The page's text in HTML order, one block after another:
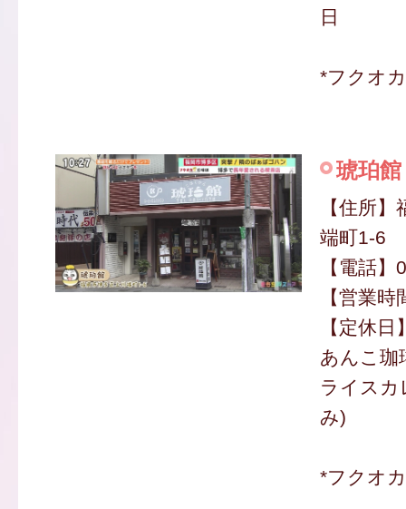
日
*フクオ
琥珀館
【住所
端町1-6
【電話
【営業
【定休日
あんこ珈
ライスカ
み)
*フクオ